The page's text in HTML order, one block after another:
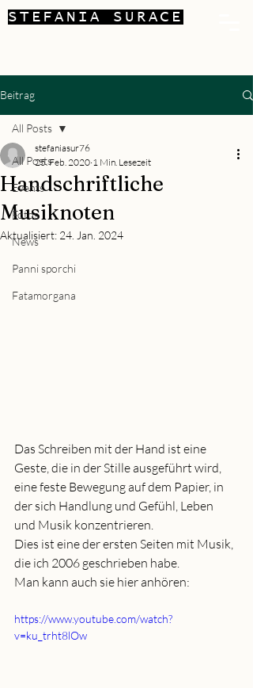
STEFANIA SURACE
Beitrag
All Posts
Events
Fotos
News
Panni sporchi
Fatamorgana
All Posts
Handschriftliche
Musiknoten
stefaniasur76
25. Feb. 2020 1 Min. Lesezeit
Aktualisiert: 24. Jan. 2024
Das Schreiben mit der Hand ist eine
Geste, die in der Stille ausgeführt wird,
eine feste Bewegung auf dem Papier, in
der sich Handlung und Gefühl, Leben
und Musik konzentrieren.
Dies ist eine der ersten Seiten mit Musik,
die ich 2006 geschrieben habe.
Man kann auch sie hier anhören:
https://www.youtube.com/watch?
v=ku_trht8lOw